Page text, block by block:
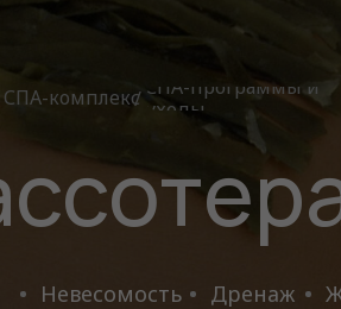
Невесомость Дренаж
СПА-комплекс СПА-программы и
уходы
/